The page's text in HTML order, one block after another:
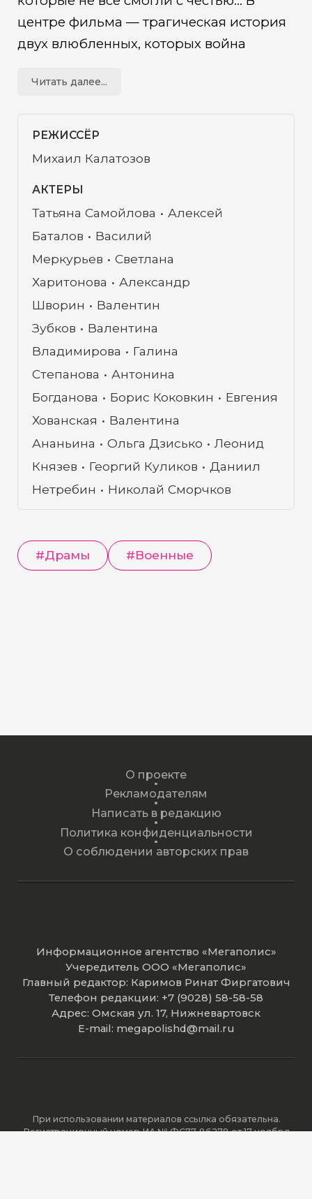
центре фильма — трагическая история
двух влюбленных, которых война
Читать далее...
РЕЖИССЁР
Михаил Калатозов
АКТЕРЫ
Татьяна Самойлова
Алексей
Баталов
Василий
Меркурьев
Светлана
Харитонова
Александр
Шворин
Валентин
Зубков
Валентина
Владимирова
Галина
Степанова
Антонина
Богданова
Борис Коковкин
Евгения
Хованская
Валентина
Ананьина
Ольга Дзисько
Леонид
Князев
Георгий Куликов
Даниил
Нетребин
Николай Сморчков
#Драмы #Военные
О проекте
Рекламодателям
Написать в редакцию
Политика конфиденциальности
О соблюдении авторских прав
Информационное агентство «Мегаполис»
Учередитель ООО «Мегаполис»
Главный редактор: Каримов Ринат Фиргатович
Телефон редакции: +7 (9028) 58-58-58
Адрес: Омская ул. 17, Нижневартовск
E-mail: megapolishd@mail.ru
При использовании материалов ссылка обязательна.
Регистрационный номер ИА № ФС77-86278 от 17 ноября